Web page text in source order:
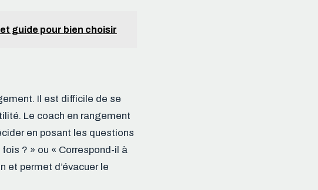
guide pour bien choisir
Il est difficile de se
Le coach en rangement
en posant les questions
? » ou « Correspond-il à
et permet d’évacuer le